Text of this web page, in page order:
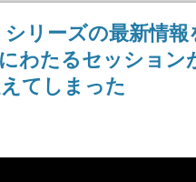
SNSで話題に。『キング
ダム・カム』開発元やチ
ェコのプロ野球選手から
称賛の声
リーズの最新情
わたるセッション
てしまった